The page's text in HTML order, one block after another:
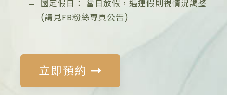
國定假日：
當日放假，遇連假則視情況調整
(請見FB粉絲專頁公告)
立即預約